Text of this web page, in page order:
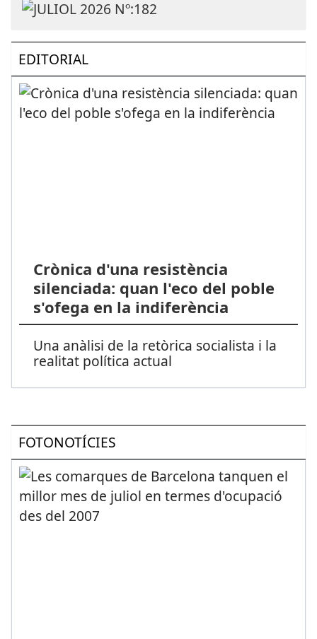
EDITORIAL
Crònica d'una resistència
silenciada: quan l'eco del poble
s'ofega en la indiferència
Una anàlisi de la retòrica socialista i la
realitat política actual
FOTONOTÍCIES